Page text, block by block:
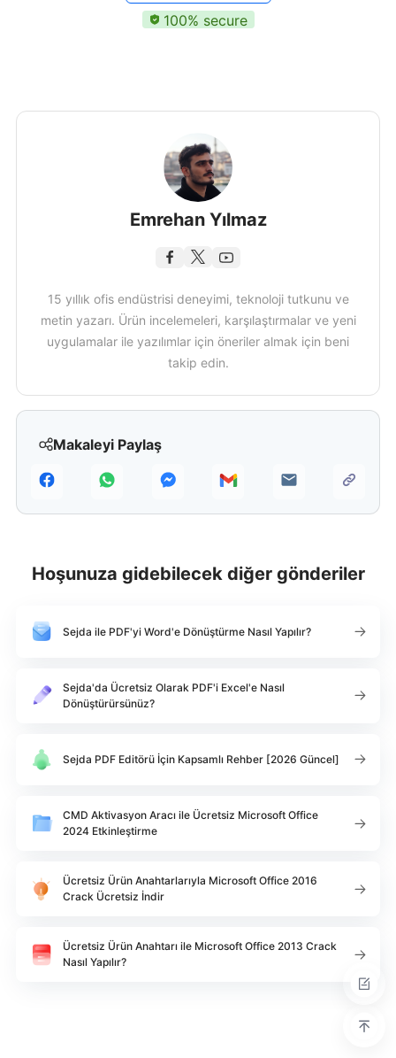
Makaleyi Paylaş
100% secure
Emrehan Yılmaz
15 yıllık ofis endüstrisi deneyimi, teknoloji tutkunu ve
metin yazarı. Ürün incelemeleri, karşılaştırmalar ve yeni
uygulamalar ile yazılımlar için öneriler almak için beni
takip edin.
Hoşunuza gidebilecek diğer gönderiler
Sejda ile PDF'yi Word'e Dönüştürme Nasıl Yapılır?
Sejda'da Ücretsiz Olarak PDF'i Excel'e Nasıl
Dönüştürürsünüz?
Sejda PDF Editörü İçin Kapsamlı Rehber [2026 Güncel]
CMD Aktivasyon Aracı ile Ücretsiz Microsoft Office
2024 Etkinleştirme
Ücretsiz Ürün Anahtarlarıyla Microsoft Office 2016
Crack Ücretsiz İndir
Ücretsiz Ürün Anahtarı ile Microsoft Office 2013 Crack
Nasıl Yapılır?